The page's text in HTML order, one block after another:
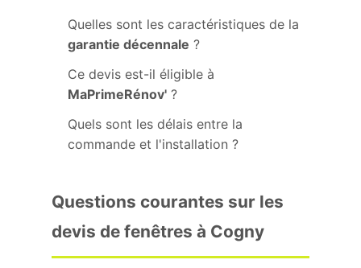
Quelles sont les caractéristiques de la
garantie décennale ?
Ce devis est-il éligible à
MaPrimeRénov' ?
Quels sont les délais entre la
commande et l'installation ?
Questions courantes sur les
devis de fenêtres à Cogny